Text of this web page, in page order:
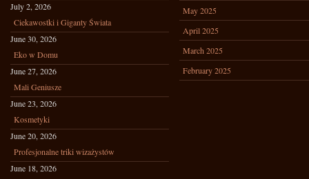
July 2, 2026
Ciekawostki i Giganty Świata
June 30, 2026
Eko w Domu
June 27, 2026
Mali Geniusze
June 23, 2026
Kosmetyki
June 20, 2026
Profesjonalne triki wizażystów
June 18, 2026
May 2025
April 2025
March 2025
February 2025